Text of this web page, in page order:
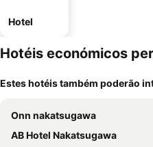
Hotel
Hotéis económicos
Estes hotéis também poderão
Onn nakatsugawa
AB Hotel Nakatsugawa